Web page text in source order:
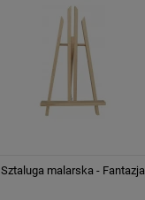
Sztaluga malarska - Fantazja